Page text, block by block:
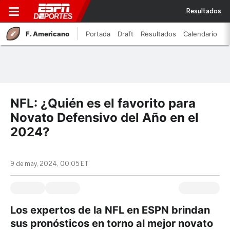
Resultados
F. Americano Portada Draft Resultados Calendario
NFL: ¿Quién es el favorito para
Novato Defensivo del Año en el
2024?
9 de may, 2024, 00:05 ET
Los expertos de la NFL en ESPN brindan
sus pronósticos en torno al mejor novato